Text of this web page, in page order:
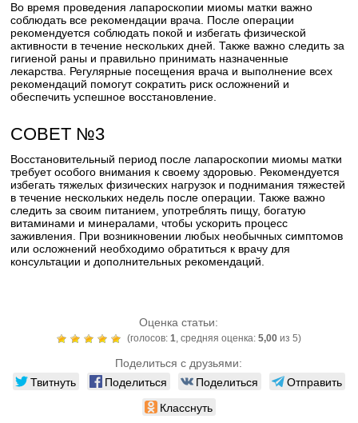
Во время проведения лапароскопии миомы матки важно
соблюдать все рекомендации врача. После операции
рекомендуется соблюдать покой и избегать физической
активности в течение нескольких дней. Также важно следить за
гигиеной раны и правильно принимать назначенные
лекарства. Регулярные посещения врача и выполнение всех
рекомендаций помогут сократить риск осложнений и
обеспечить успешное восстановление.
СОВЕТ №3
Восстановительный период после лапароскопии миомы матки
требует особого внимания к своему здоровью. Рекомендуется
избегать тяжелых физических нагрузок и поднимания тяжестей
в течение нескольких недель после операции. Также важно
следить за своим питанием, употреблять пищу, богатую
витаминами и минералами, чтобы ускорить процесс
заживления. При возникновении любых необычных симптомов
или осложнений необходимо обратиться к врачу для
консультации и дополнительных рекомендаций.
Оценка статьи:
(голосов: 1, средняя оценка: 5,00из 5)
Поделиться с друзьями:
Твитнуть Поделиться Поделиться
Отправить
Класснуть